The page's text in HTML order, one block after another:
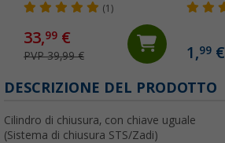
(1)
33,99 €
PVP 39,99 €
toilette
1,99€
DESCRIZIONE DEL PRODOTTO
Cilindro di chiusura, con chiave uguale
(Sistema di chiusura STS/Zadi)